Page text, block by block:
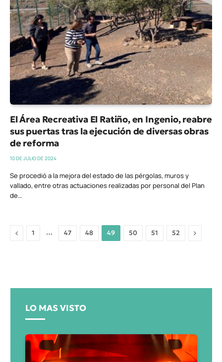
El Área Recreativa El Ratiño, en Ingenio, reabre
sus puertas tras la ejecución de diversas obras
de reforma
10 DE JULIO DE 2024
Se procedió a la mejora del estado de las pérgolas, muros y
vallado, entre otras actuaciones realizadas por personal del Plan
de…
Anterior
1 … 47 48 49 50 51 52
LO MAS VISTO